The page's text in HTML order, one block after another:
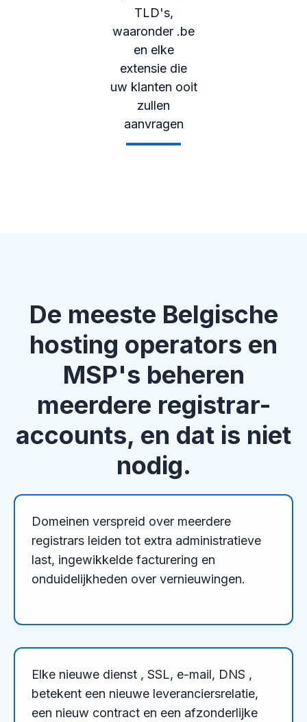
TLD's,
waaronder .be
en elke
extensie die
uw klanten ooit
zullen
aanvragen
De meeste Belgische
hosting operators en
MSP's beheren
meerdere registrar-
accounts, en dat is niet
nodig.
Domeinen verspreid over meerdere
registrars leiden tot extra administratieve
last, ingewikkelde facturering en
onduidelijkheden over vernieuwingen.
Elke nieuwe dienst , SSL, e-mail, DNS ,
betekent een nieuwe leveranciersrelatie,
een nieuw contract en een afzonderlijke